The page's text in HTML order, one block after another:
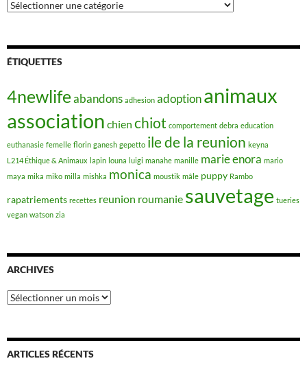
Catégories
ÉTIQUETTES
4newlifeabandons adhesion adoptionanimaux
association chien chiot comportement debra education
euthanasie femelle florin ganesh gepetto ile de la reunion keyna
L214 Éthique & Animaux lapin louna luigi manahe manille marie enora mario
maya mika miko milla mishka monica moustik mâle puppy Rambo
rapatriements recettes reunion roumanie sauvetage tueries
vegan watson zia
ARCHIVES
Archives
ARTICLES RÉCENTS